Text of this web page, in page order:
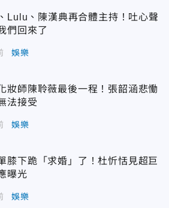
Lulu、陳漢典再合體主持！吐心聲
們回來了
娛樂
妝師陳聆薇最後一程！張韶涵悲慟
法接受
娛樂
膝下跪「求婚」了！杜忻恬見超巨
曝光
娛樂